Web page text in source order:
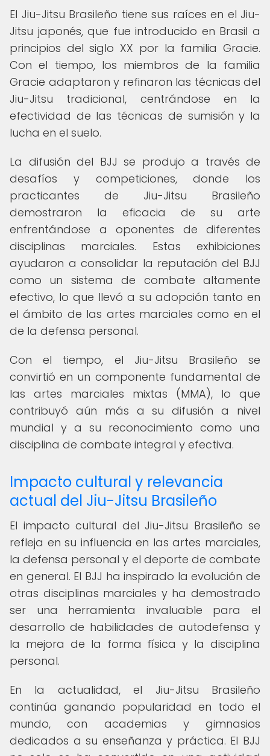
El Jiu-Jitsu Brasileño tiene sus raíces en el Jiu-
Jitsu japonés, que fue introducido en Brasil a
principios del siglo XX por la familia Gracie.
Con el tiempo, los miembros de la familia
Gracie adaptaron y refinaron las técnicas del
Jiu-Jitsu tradicional, centrándose en la
efectividad de las técnicas de sumisión y la
lucha en el suelo.
La difusión del BJJ se produjo a través de
desafíos y competiciones, donde los
practicantes de Jiu-Jitsu Brasileño
demostraron la eficacia de su arte
enfrentándose a oponentes de diferentes
disciplinas marciales. Estas exhibiciones
ayudaron a consolidar la reputación del BJJ
como un sistema de combate altamente
efectivo, lo que llevó a su adopción tanto en
el ámbito de las artes marciales como en el
de la defensa personal.
Con el tiempo, el Jiu-Jitsu Brasileño se
convirtió en un componente fundamental de
las artes marciales mixtas (MMA), lo que
contribuyó aún más a su difusión a nivel
mundial y a su reconocimiento como una
disciplina de combate integral y efectiva.
Impacto cultural y relevancia
actual del Jiu-Jitsu Brasileño
El impacto cultural del Jiu-Jitsu Brasileño se
refleja en su influencia en las artes marciales,
la defensa personal y el deporte de combate
en general. El BJJ ha inspirado la evolución de
otras disciplinas marciales y ha demostrado
ser una herramienta invaluable para el
desarrollo de habilidades de autodefensa y
la mejora de la forma física y la disciplina
personal.
En la actualidad, el Jiu-Jitsu Brasileño
continúa ganando popularidad en todo el
mundo, con academias y gimnasios
dedicados a su enseñanza y práctica. El BJJ